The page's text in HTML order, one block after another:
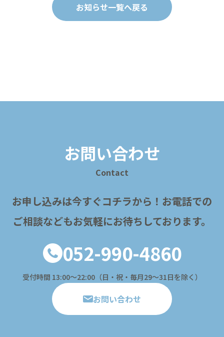
お知らせ一覧へ戻る
お問い合わせ
Contact
お申し込みは今すぐコチラから！ お電話での
ご相談などもお気軽にお待ちしております。
052-990-4860
受付時間 13:00〜22:00（日・祝・毎月29～31日を除く）
お問い合わせ